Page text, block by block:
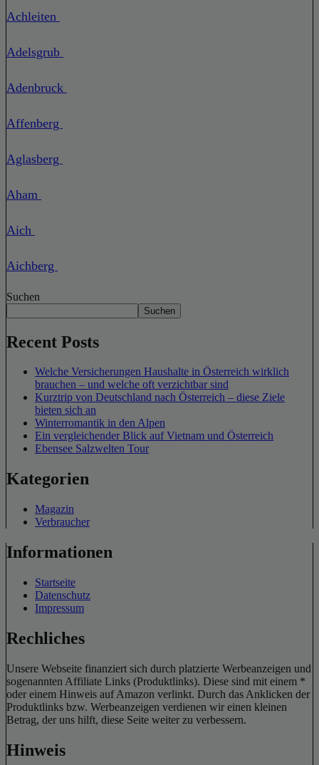
Achleiten
Adelsgrub
Adenbruck
Affenberg
Aglasberg
Aham
Aich
Aichberg
Suchen
Suchen
Recent Posts
Welche Versicherungen Haushalte in Österreich wirklich
brauchen – und welche oft verzichtbar sind
Kurztrip von Deutschland nach Österreich – diese Ziele
bieten sich an
Winterromantik in den Alpen
Ein vergleichender Blick auf Vietnam und Österreich
Ebensee Salzwelten Tour
Kategorien
Magazin
Verbraucher
Informationen
Startseite
Datenschutz
Impressum
Rechliches
Unsere Webseite finanziert sich durch platzierte Werbeanzeigen und
sogenannten Affiliate Links (Produktlinks). Diese sind mit einem *
oder einem Hinweis auf Amazon verlinkt. Durch das Anklicken der
Produktlinks bzw. Werbeanzeigen verdienen wir einen kleinen
Betrag, der uns hilft, diese Seite weiter zu verbessern.
Hinweis